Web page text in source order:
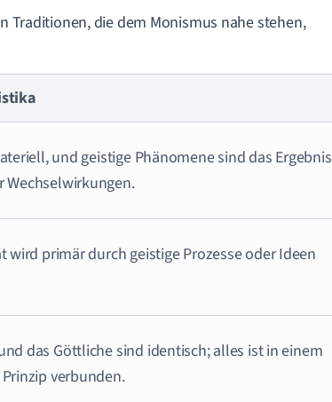
Traditionen, die dem Monismus nahe stehen,
und geistige Phänomene sind das Ergebnis
Wechselwirkungen.
wird primär durch geistige Prozesse oder Ideen
das Göttliche sind identisch; alles ist in einem
verbunden.